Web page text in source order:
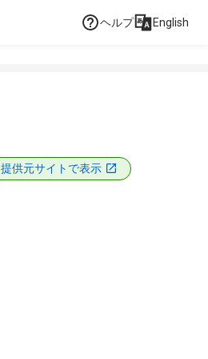
ヘルプ English
提供元サイトで表示